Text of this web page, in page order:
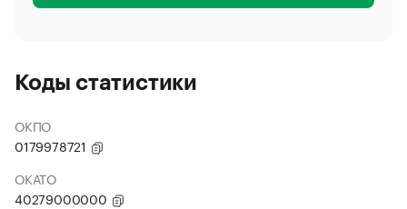
Коды статистики
ОКПО
0179978721
ОКАТО
40279000000